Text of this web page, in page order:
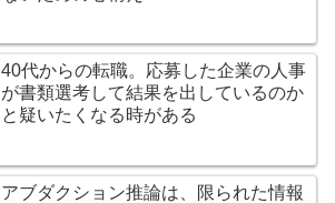
40代からの転職。応募した企業の人事
が書類選考して結果を出しているのか
と疑いたくなる時がある
アブダクション推論は、限られた情報